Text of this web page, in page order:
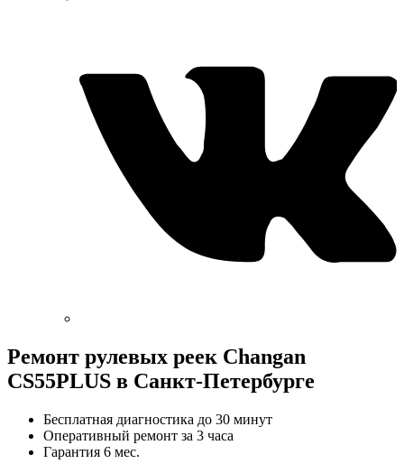
Ремонт рулевых реек Changan
CS55PLUS в Санкт-Петербурге
Бесплатная диагностика до 30 минут
Оперативный ремонт за 3 часа
Гарантия 6 мес.